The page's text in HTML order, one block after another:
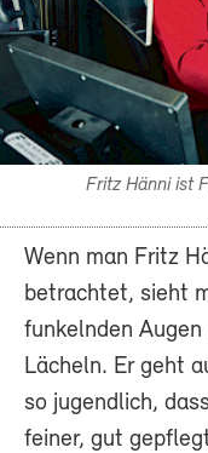
Fritz Hänni ist
Wenn man Fritz
betrachtet, sieht
funkelnden
Lächeln. Er geht
so jugendlich,
feiner, gut